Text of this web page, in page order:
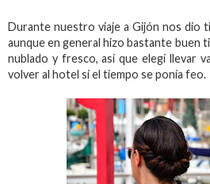
Durante nuestro viaje a Gijón nos dio
aunque en general hizo bastante buen
nublado y fresco, así que elegí llevar
volver al hotel si el tiempo se ponía feo.